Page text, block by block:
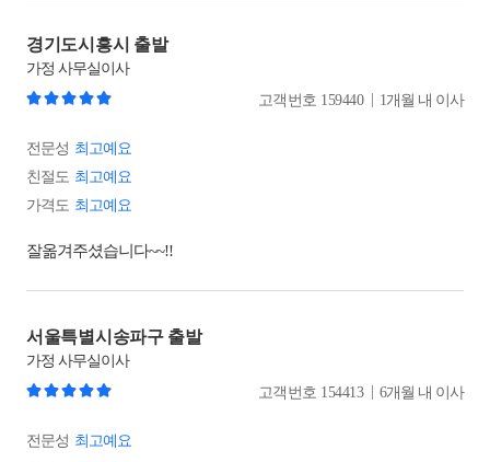
경기도시흥시 출발
가정 사무실이사
고객번호 159440 1개월 내 이사
전문성 최고예요
친절도 최고예요
가격도 최고예요
잘옮겨주셨습니다~~!!
서울특별시송파구 출발
가정 사무실이사
고객번호 154413 6개월 내 이사
전문성 최고예요